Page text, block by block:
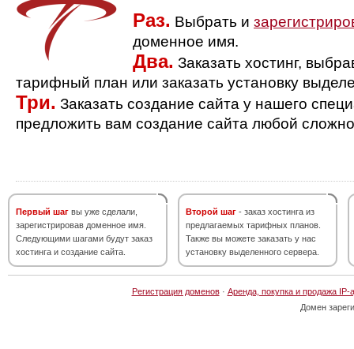
Раз. Выбрать и
доменное имя.
Два. Заказать хостинг,
тарифный план или заказать установку
Три. Заказать создание сайта у нашего
предложить вам создание сайта любой
Первый шаг вы уже сделали,
зарегистрировав доменное имя.
Следующими шагами будут заказ
хостинга и создание сайта.
Второй шаг - заказ хостинга из
предлагаемых тарифных планов.
Также вы можете заказать у нас
установку выделенного сервера.
Регистрация доменов· Аренда, покупка и продажа IP-
Домен